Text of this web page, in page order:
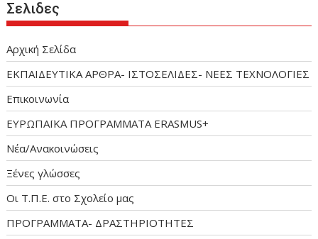
Σελιδες
Αρχική Σελίδα
ΕΚΠΑΙΔΕΥΤΙΚΑ ΑΡΘΡΑ- ΙΣΤΟΣΕΛΙΔΕΣ- ΝΕΕΣ ΤΕΧΝΟΛΟΓΙΕΣ
Επικοινωνία
ΕΥΡΩΠΑΪΚΑ ΠΡΟΓΡΑΜΜΑΤΑ ERASMUS+
Νέα/Ανακοινώσεις
Ξένες γλώσσες
Οι Τ.Π.Ε. στο Σχολείο μας
ΠΡΟΓΡΑΜΜΑΤΑ- ΔΡΑΣΤΗΡΙΟΤΗΤΕΣ